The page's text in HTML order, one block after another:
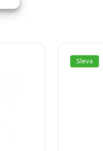
Sleva